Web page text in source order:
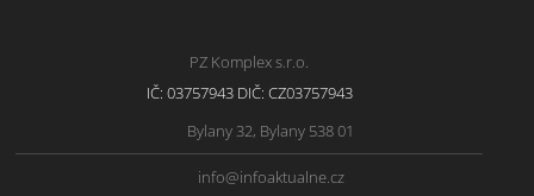
PZ Komplex s.r.o.
IČ: 03757943 DIČ: CZ03757943
Bylany 32, Bylany 538 01
info@infoaktualne.cz